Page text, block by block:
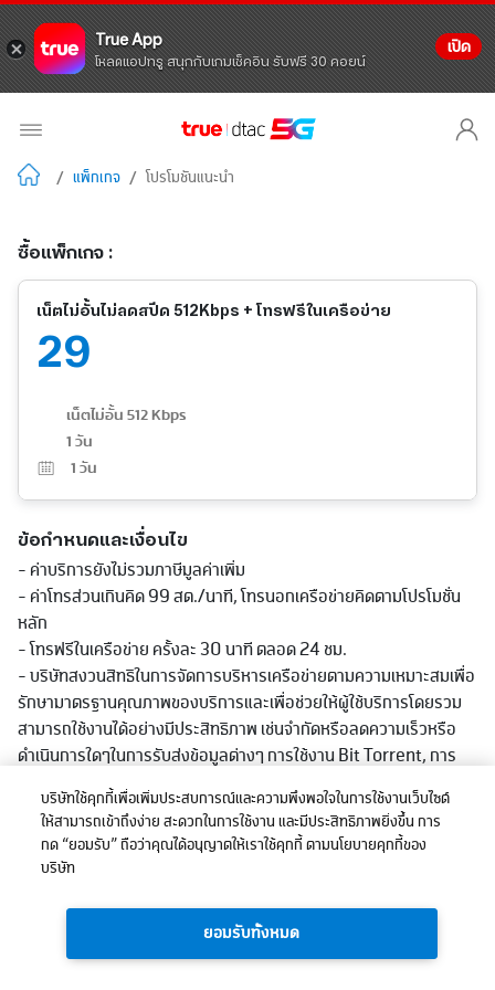
True App
โหลดแอปทรู สนุกกับเกมเช็คอิน รับฟรี 30 คอยน์
เปิด
/ แพ็กเกจ / โปรโมชันแนะนำ
ซื้อแพ็กเกจ :
เน็ตไม่อั้นไม่ลดสปีด 512Kbps + โทรฟรีในเครือข่าย
29
เน็ตไม่อั้น 512 Kbps
1 วัน
1 วัน
ข้อกำหนดและเงื่อนไข
- ค่าบริการยังไม่รวมภาษีมูลค่าเพิ่ม
- ค่าโทรส่วนเกินคิด 99 สต./นาที, โทรนอกเครือข่ายคิดตามโปรโมชั่น
หลัก
- โทรฟรีในเครือข่าย ครั้งละ 30 นาที ตลอด 24 ชม.
- บริษัทสงวนสิทธิในการจัดการบริหารเครือข่ายตามความเหมาะสมเพื่อ
รักษามาตรฐานคุณภาพของบริการและเพื่อช่วยให้ผู้ใช้บริการโดยรวม
สามารถใช้งานได้อย่างมีประสิทธิภาพ เช่นจำกัดหรือลดความเร็วหรือ
ดำเนินการใดๆในการรับส่งข้อมูลต่างๆ การใช้งาน Bit Torrent, การ
ดาวน์โหลด และ/หรืออัพโหลดไฟล์ขนาดใหญ่, หรือการใช้งานใดที่มีการ
รับส่งข้อมูลในปริมาณมากอย่างต่อเนื่องหรือที่มีผลต่อการใช้บริการ
หรือเกิดความไม่เป็นธรรมก่อหรืออาจะก่อให้เกิดความเสียหายต่อผู้ใช้
บริการอื่นและ/หรือต่อเครือข่ายหรือการให้บริการโดยรวมของบริษัท
ใช้งาน พื้นที่ให้บริการและอุปกรณ์ที่รองรับ
บริษัทใช้คุกกี้เพื่อเพิ่มประสบการณ์และความพึงพอใจในการใช้งานเว็บไซต์
ให้สามารถเข้าถึงง่าย สะดวกในการใช้งาน และมีประสิทธิภาพยิ่งขึ้น การ
กด “ยอมรับ” ถือว่าคุณได้อนุญาตให้เราใช้คุกกี้ ตามนโยบายคุกกี้ของ
บริษัท
ยอมรับทั้งหมด